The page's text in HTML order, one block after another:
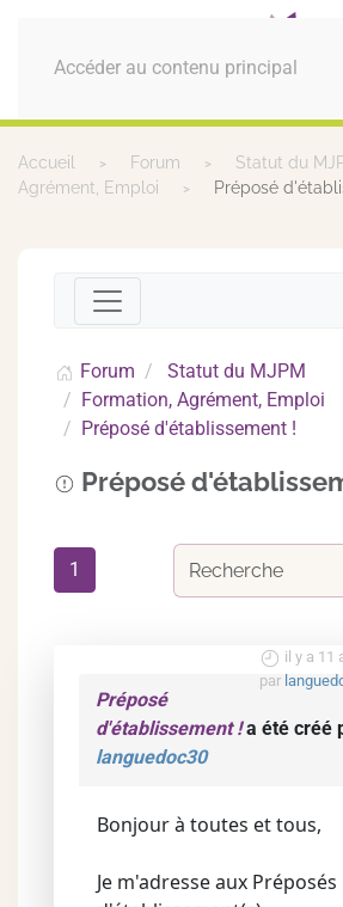
Accéder au contenu principal
MENU
Accueil Forum Statut du
Agrément, Emploi
Préposé
Forum
Statut du MJPM
Formation, Agrément, Emploi
Préposé d'établissement !
Préposé
1
il y a 11
par
Préposé
d'établissement !a été créé
languedoc30
Bonjour à toutes et tous,
Je m'adresse aux Préposés